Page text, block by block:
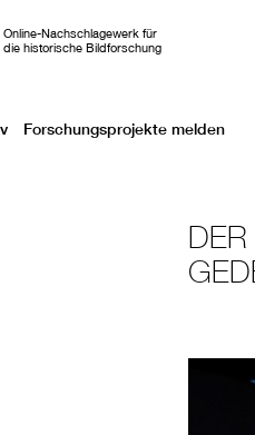
Online-Nachschlagewerk für
die historische Bildforschung
Forschungsprojekte melden